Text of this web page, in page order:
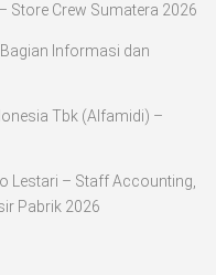
Store Crew Sumatera 2026
Bagian Informasi dan
Tbk (Alfamidi) –
Lestari – Staff Accounting,
Pabrik 2026